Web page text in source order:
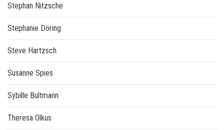
Stephan Nitzsche
Stephanie Döring
Steve Hartzsch
Susanne Spies
Sybille Bultmann
Theresa Olkus